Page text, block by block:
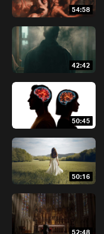
54:58
42:42
50:45
50:16
52:48